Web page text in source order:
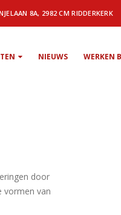
8A, 2982 CM RIDDERKERK
NIEUWS WERKEN
door
vormen van